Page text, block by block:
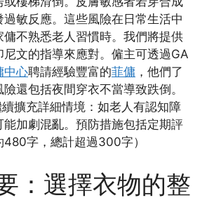
敏反應。這些風險在日常生活中
傭不熟悉老人習慣時。我們將提供
尼文的指導來應對。僱主可透過GA
中心聘請經驗豐富的菲傭 ，他們了
還包括夜間穿衣不當導致跌倒。
續擴充詳細情境：如老人有認知障
能加劇混亂。預防措施包括定期評
字，總計超過300字）
：選擇衣物的整